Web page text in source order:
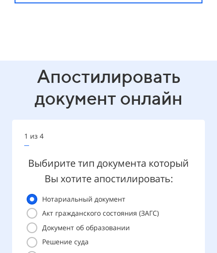
Апостилировать
документ онлайн
1 из 4
Выбирите тип документа который
Вы хотите апостилировать:
Нотариальный документ
Акт гражданского состояния (ЗАГС)
Документ об образовании
Решение суда